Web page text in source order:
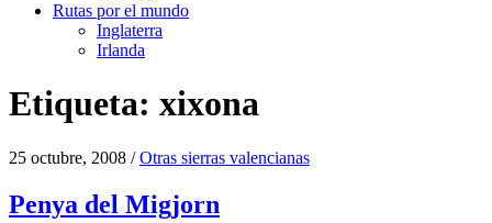
Rutas por el mundo
Inglaterra
Irlanda
Etiqueta: xixona
25 octubre, 2008 /Otras sierras valencianas
Penya del Migjorn